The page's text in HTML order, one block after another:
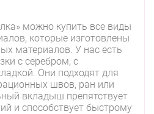
можно купить все виды
которые изготовлены
материалов. У нас есть
с серебром, с
Они подходят для
швов, ран или
вкладыш препятствует
и способствует быстрому